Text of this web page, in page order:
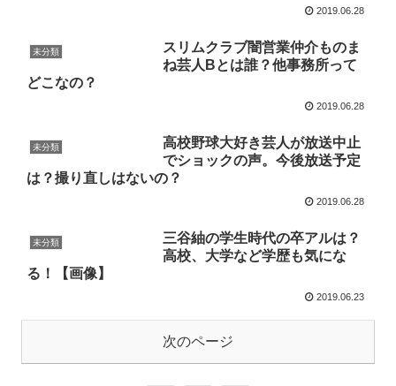
2019.06.28
未分類
スリムクラブ闇営業仲介ものま
ね芸人Bとは誰？他事務所って
どこなの？
2019.06.28
未分類
高校野球大好き芸人が放送中止
でショックの声。今後放送予定
は？撮り直しはないの？
2019.06.28
未分類
三谷紬の学生時代の卒アルは？
高校、大学など学歴も気にな
る！【画像】
2019.06.23
次のページ